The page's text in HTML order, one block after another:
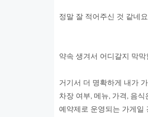
정말 잘 적어주신 것 같네
약속 생겨서 어디갈지 막
거기서 더 명확하게 내가
차장 여부, 메뉴, 가격, 음
예약제로 운영되는 가게일